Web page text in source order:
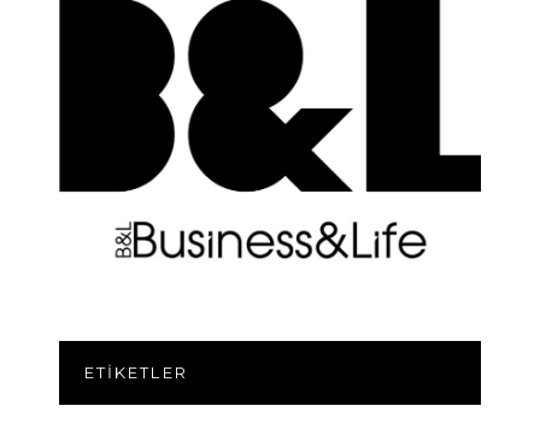
ETIKETLER